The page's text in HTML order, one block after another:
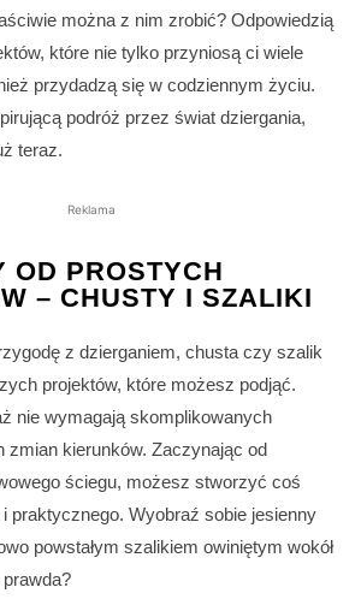
można z nim zrobić? Odpowiedzią
które nie tylko przyniosą ci wiele
przydadzą się w codziennym życiu.
podróż przez świat dziergania,
teraz.
Reklama
OD PROSTYCH
– CHUSTY I SZALIKI
z dzierganiem, chusta czy szalik
projektów, które możesz podjąć.
nie wymagają skomplikowanych
zmian kierunków. Zaczynając od
ściegu, możesz stworzyć coś
praktycznego. Wyobraź sobie jesienny
powstałym szalikiem owiniętym wokół